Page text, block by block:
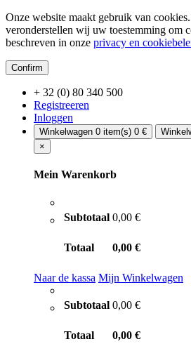
Onze website maakt gebruik van
veronderstellen wij uw toestemming om
beschreven in onze privacy en
Confirm
+ 32 (0) 80 340 500
Registreeren
Inloggen
Winkelwagen 0 item(s) 0 €
×
Mein Warenkorb
Subtotaal 0,00 €
Totaal 0,00 €
Naar de kassa Mijn Winkelwagen
Subtotaal 0,00 €
Totaal 0,00 €